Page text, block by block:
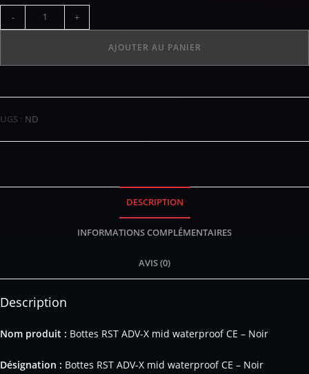
- +
AJOUTER AU PANIER
UGS : ND
DESCRIPTION
INFORMATIONS COMPLÉMENTAIRES
AVIS (0)
Description
Nom produit : Bottes RST ADV-X mid waterproof CE – Noir
Désignation : Bottes RST ADV-X mid waterproof CE – Noir